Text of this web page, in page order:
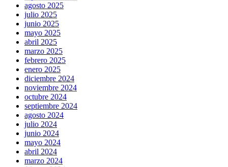
agosto 2025
julio 2025
junio 2025
mayo 2025
abril 2025
marzo 2025
febrero 2025
enero 2025
diciembre 2024
noviembre 2024
octubre 2024
septiembre 2024
agosto 2024
julio 2024
junio 2024
mayo 2024
abril 2024
marzo 2024